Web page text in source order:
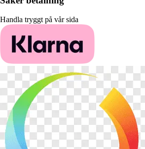
Handla tryggt på vår sida